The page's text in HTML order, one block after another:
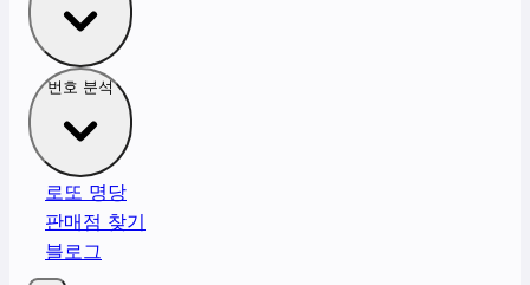
번호 분석
로또 명당
판매점 찾기
블로그